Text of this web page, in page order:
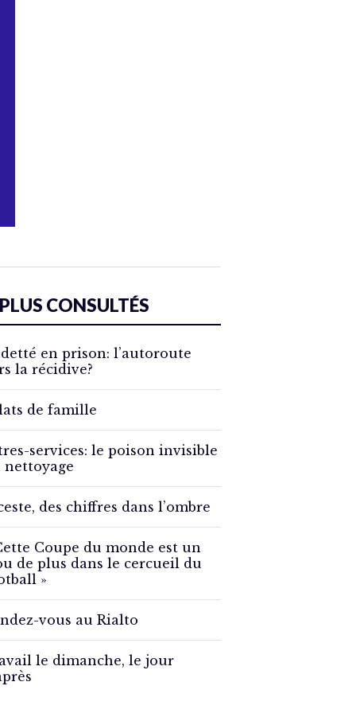
CONSULTÉS
en prison: l’autoroute
la récidive?
de famille
services: le poison invisible
nettoyage
des chiffres dans l’ombre
Coupe du monde est un
de plus dans le cercueil du
»
vous au Rialto
le dimanche, le jour